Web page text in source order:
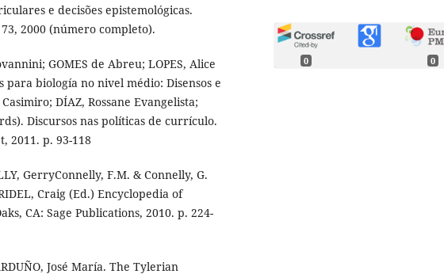
e decisões epistemológicas.
2000 (número completo).
GOMES de Abreu; LOPES, Alice
biología no nivel médio: Disensos e
DÍAZ, Rossane Evangelista;
Discursos nas políticas de currículo.
2011. p. 93-118
GerryConnelly, F.M. & Connelly, G.
Craig (Ed.) Encyclopedia of
CA: Sage Publications, 2010. p. 224-
José María. The Tylerian
0 0